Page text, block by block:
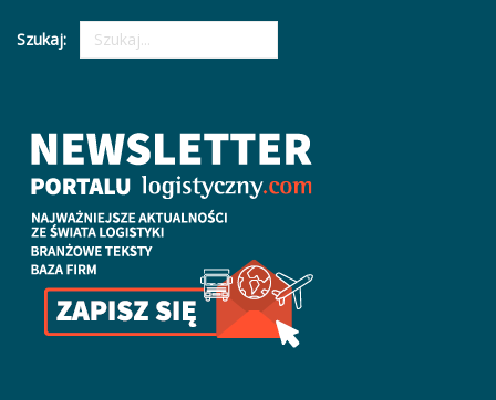
Szukaj: